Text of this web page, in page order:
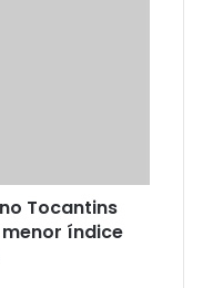
Tocantins
índice